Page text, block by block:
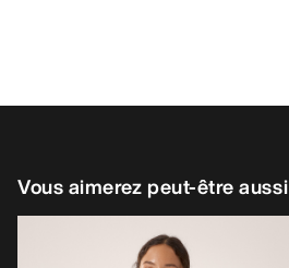
Vous aimerez peut-être aussi